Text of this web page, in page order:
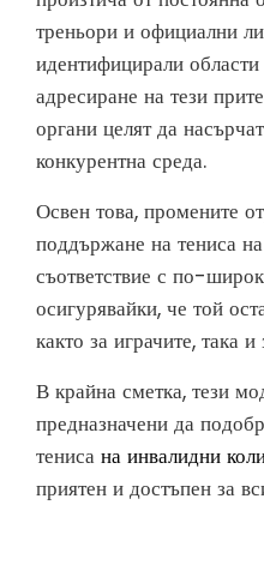
треньори и официални
идентифицирали
адресиране на тези
органи целят да
конкурентна среда.
Освен това, промените
поддържане на тениса
съответствие с по-
осигурявайки, че той
както за играчите, така и
В крайна сметка, тези
предназначени да
тениса на инвалидни
приятен и достъпен за